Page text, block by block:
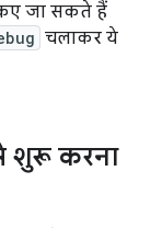
जा सकते हैं
चलाकर ये
शुरू करना